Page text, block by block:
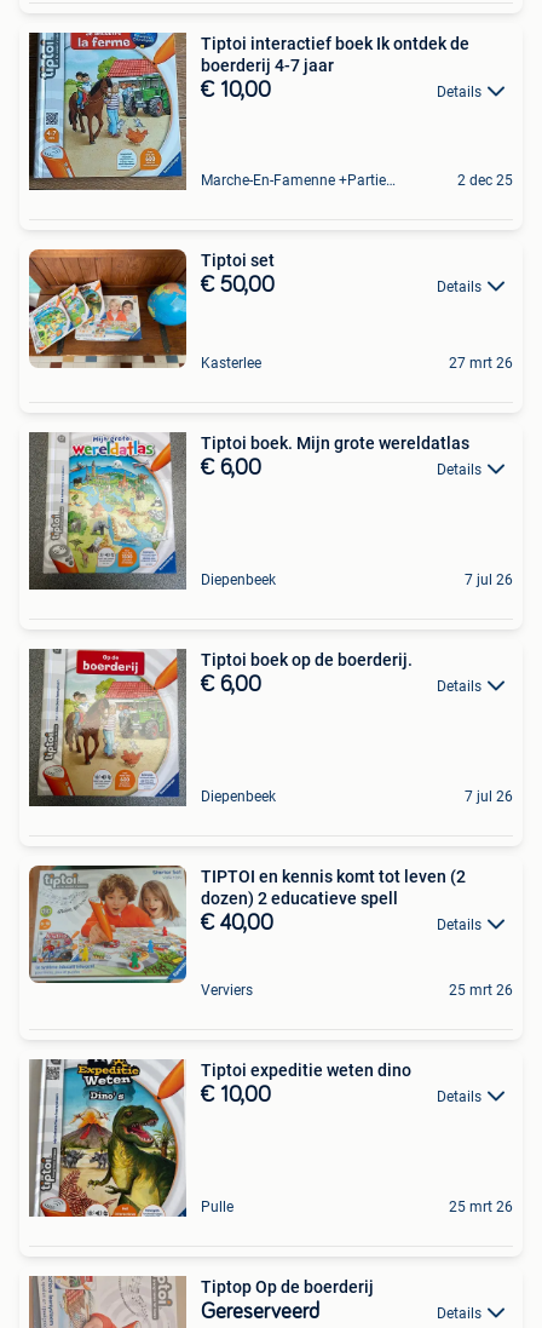
Tiptoi interactief boek Ik ontdek de
boerderij 4-7 jaar
€ 10,00 Details
Marche-En-Famenne +Partie De Baillonville Et Noiseux 2 dec 25
Tiptoi set
€ 50,00 Details
Kasterlee 27 mrt 26
Tiptoi boek. Mijn grote wereldatlas
€ 6,00 Details
Diepenbeek 7 jul 26
Tiptoi boek op de boerderij.
€ 6,00 Details
Diepenbeek 7 jul 26
TIPTOI en kennis komt tot leven (2
dozen) 2 educatieve spell
€ 40,00 Details
Verviers 25 mrt 26
Tiptoi expeditie weten dino
€ 10,00 Details
Pulle 25 mrt 26
Tiptop Op de boerderij
Gereserveerd Details